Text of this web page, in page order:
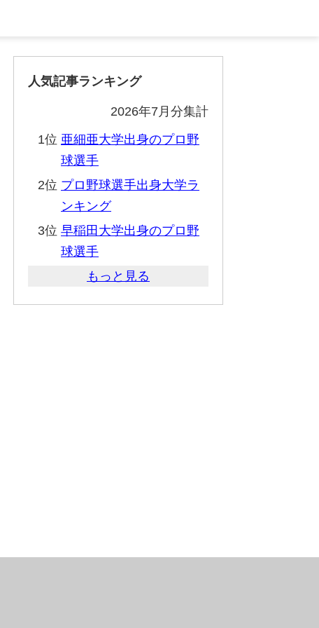
人気記事ランキング
2026年7月分集計
1位 亜細亜大学出身のプロ野
球選手
2位 プロ野球選手出身大学ラ
ンキング
3位 早稲田大学出身のプロ野
球選手
もっと見る